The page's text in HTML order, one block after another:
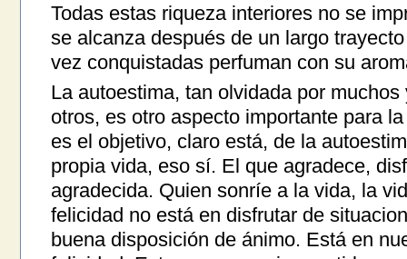
Todas estas riqueza interiores no se
se alcanza después de un largo
vez conquistadas perfuman con su
La autoestima, tan olvidada por
otros, es otro aspecto importante para
es el objetivo, claro está, de la
propia vida, eso sí. El que agradece,
agradecida. Quien sonríe a la vida, la
felicidad no está en disfrutar de
buena disposición de ánimo. Está en